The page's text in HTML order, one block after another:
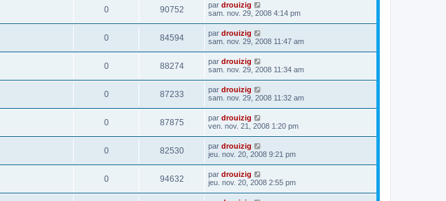
0 90752 par drouizig
sam. nov. 29, 2008 4:14 pm
0 84594 par drouizig
sam. nov. 29, 2008 11:47 am
0 88274 par drouizig
sam. nov. 29, 2008 11:34 am
0 87233 par drouizig
sam. nov. 29, 2008 11:32 am
0 87875 par drouizig
ven. nov. 21, 2008 1:20 pm
0 82530 par drouizig
jeu. nov. 20, 2008 9:21 pm
0 94632 par drouizig
jeu. nov. 20, 2008 2:55 pm